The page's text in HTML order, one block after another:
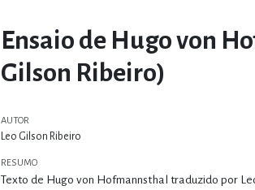
Ensaio de Hugo von
Gilson Ribeiro)
AUTOR
Leo Gilson Ribeiro
RESUMO
Texto de Hugo von Hofmannsthal traduzido por